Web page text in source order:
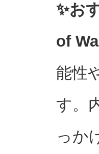
✨お
of
能性
す。
っか